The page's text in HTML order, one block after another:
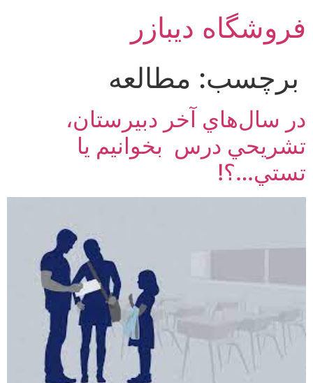
محتوا
فروشگاه دیبازر
برچسب: مطالعه
در سال‌هاي آخر دبيرستان،
تشريحي درس بخوانيم يا
تستي…؟!